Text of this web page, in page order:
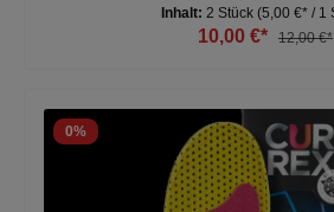
Inhalt: 2 Stück (5,00 €* / 1
10,00 €* 12,00 €*
0%